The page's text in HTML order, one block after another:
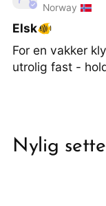
Norway
Elsk🐠
For en vakker
utrolig fast -
Nylig